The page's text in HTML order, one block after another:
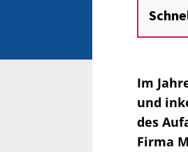
Im
und
des
Firma